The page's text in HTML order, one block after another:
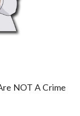
NOT A Crime